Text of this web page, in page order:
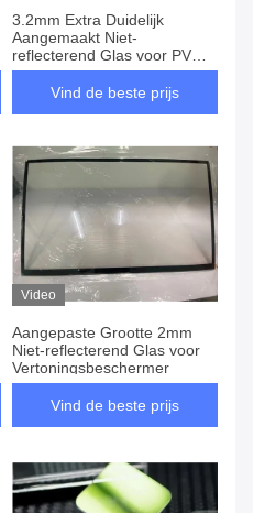
3.2mm Extra Duidelijk
Aangemaakt Niet-
reflecterend Glas voor PV
Comité
Vind de beste prijs
Video
Aangepaste Grootte 2mm
Niet-reflecterend Glas voor
Vertoningsbeschermer
Vind de beste prijs